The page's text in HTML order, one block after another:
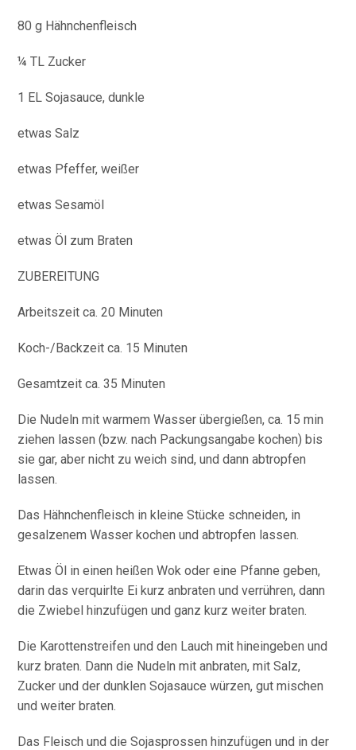
80 g Hähnchenfleisch
¼ TL Zucker
1 EL Sojasauce, dunkle
etwas Salz
etwas Pfeffer, weißer
etwas Sesamöl
etwas Öl zum Braten
ZUBEREITUNG
Arbeitszeit ca. 20 Minuten
Koch-/Backzeit ca. 15 Minuten
Gesamtzeit ca. 35 Minuten
Die Nudeln mit warmem Wasser übergießen, ca. 15 min
ziehen lassen (bzw. nach Packungsangabe kochen) bis
sie gar, aber nicht zu weich sind, und dann abtropfen
lassen.
Das Hähnchenfleisch in kleine Stücke schneiden, in
gesalzenem Wasser kochen und abtropfen lassen.
Etwas Öl in einen heißen Wok oder eine Pfanne geben,
darin das verquirlte Ei kurz anbraten und verrühren, dann
die Zwiebel hinzufügen und ganz kurz weiter braten.
Die Karottenstreifen und den Lauch mit hineingeben und
kurz braten. Dann die Nudeln mit anbraten, mit Salz,
Zucker und der dunklen Sojasauce würzen, gut mischen
und weiter braten.
Das Fleisch und die Sojasprossen hinzufügen und in der